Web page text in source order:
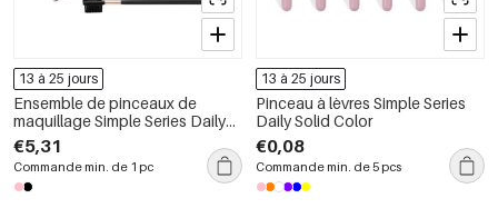
13 à 25 jours
Ensemble de pinceaux de
maquillage Simple Series Daily
Solid Color
€5,31
Commande min. de 1 pc
13 à 25 jours
Pinceau à lèvres Simple Series
Daily Solid Color
€0,08
Commande min. de 5 pcs